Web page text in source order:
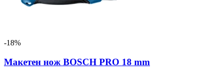
-18%
Макетен нож BOSCH PRO 18 mm